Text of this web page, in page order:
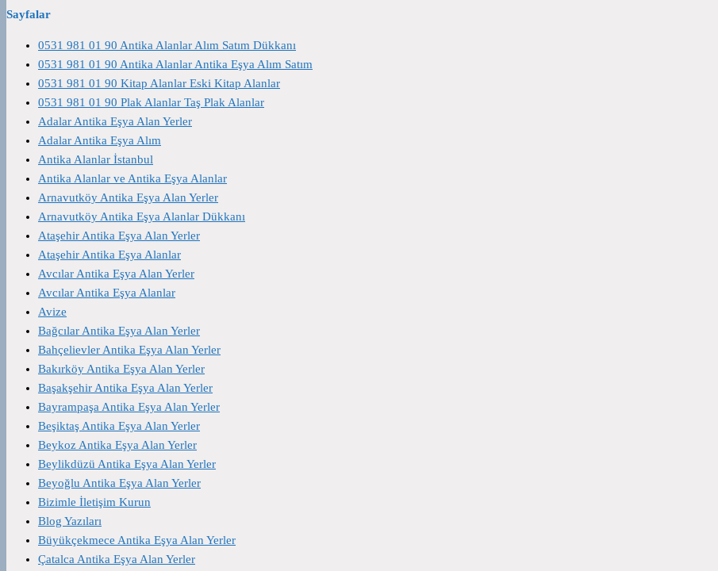
Sayfalar
0531 981 01 90 Antika Alanlar Alım Satım Dükkanı
0531 981 01 90 Antika Alanlar Antika Eşya Alım Satım
0531 981 01 90 Kitap Alanlar Eski Kitap Alanlar
0531 981 01 90 Plak Alanlar Taş Plak Alanlar
Adalar Antika Eşya Alan Yerler
Adalar Antika Eşya Alım
Antika Alanlar İstanbul
Antika Alanlar ve Antika Eşya Alanlar
Arnavutköy Antika Eşya Alan Yerler
Arnavutköy Antika Eşya Alanlar Dükkanı
Ataşehir Antika Eşya Alan Yerler
Ataşehir Antika Eşya Alanlar
Avcılar Antika Eşya Alan Yerler
Avcılar Antika Eşya Alanlar
Avize
Bağcılar Antika Eşya Alan Yerler
Bahçelievler Antika Eşya Alan Yerler
Bakırköy Antika Eşya Alan Yerler
Başakşehir Antika Eşya Alan Yerler
Bayrampaşa Antika Eşya Alan Yerler
Beşiktaş Antika Eşya Alan Yerler
Beykoz Antika Eşya Alan Yerler
Beylikdüzü Antika Eşya Alan Yerler
Beyoğlu Antika Eşya Alan Yerler
Bizimle İletişim Kurun
Blog Yazıları
Büyükçekmece Antika Eşya Alan Yerler
Çatalca Antika Eşya Alan Yerler